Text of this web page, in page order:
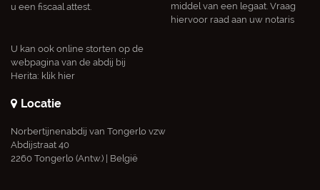
u een fiscaal attest.
U kan ook online storten op de
webpagina van de abdij bij
Herita: klik hier
middel van een legaat. Vraag
hiervoor raad aan uw notaris
Locatie
Norbertijnenabdij van Tongerlo vzw
Abdijstraat 40
2260 Tongerlo (Antw.) | België